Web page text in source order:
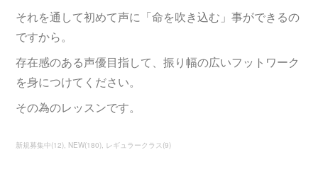
それを通して初めて声に「命を吹き込む」事ができるの
ですから。
存在感のある声優目指して、振り幅の広いフットワーク
を身につけてください。
その為のレッスンです。
新規募集中(12) NEW(180) レギュラークラス(9)